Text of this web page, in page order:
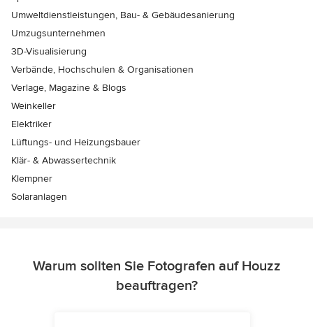
Umweltdienstleistungen, Bau- & Gebäudesanierung
Umzugsunternehmen
3D-Visualisierung
Verbände, Hochschulen & Organisationen
Verlage, Magazine & Blogs
Weinkeller
Elektriker
Lüftungs- und Heizungsbauer
Klär- & Abwassertechnik
Klempner
Solaranlagen
Warum sollten Sie Fotografen auf Houzz
beauftragen?